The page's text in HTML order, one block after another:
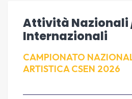
Attività Nazionali
Internazionali
CAMPIONATO
ARTISTICA CSEN 2026